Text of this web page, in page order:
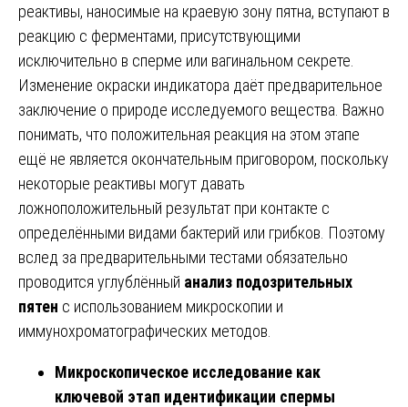
реактивы, наносимые на краевую зону пятна, вступают в
реакцию с ферментами, присутствующими
исключительно в сперме или вагинальном секрете.
Изменение окраски индикатора даёт предварительное
заключение о природе исследуемого вещества. Важно
понимать, что положительная реакция на этом этапе
ещё не является окончательным приговором, поскольку
некоторые реактивы могут давать
ложноположительный результат при контакте с
определёнными видами бактерий или грибков. Поэтому
вслед за предварительными тестами обязательно
проводится углублённый анализ подозрительных
пятен с использованием микроскопии и
иммунохроматографических методов.
Микроскопическое исследование как
ключевой этап идентификации спермы